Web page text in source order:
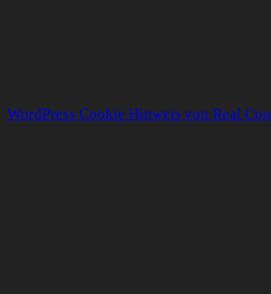
WordPress Cookie Hinweis von Real